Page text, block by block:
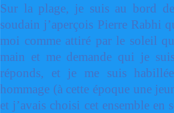
Sur la plage, je suis au bord
soudain j’aperçois Pierre Rabhi
moi comme attiré par le soleil
main et me demande qui je
réponds, et je me suis
hommage (à cette époque une
et j’avais choisi cet ensemble en